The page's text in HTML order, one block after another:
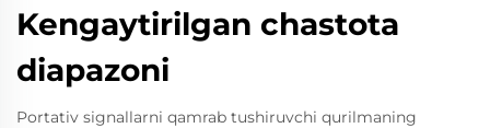
Kengaytirilgan chastota
diapazoni
Portativ signallarni qamrab tushiruvchi qurilmaning